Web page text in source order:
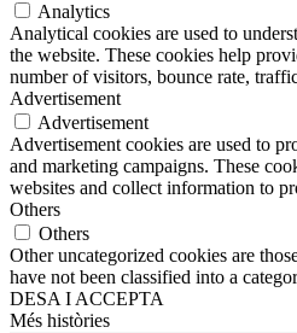
Analytics
Analytical cookies are used to
the website. These cookies help
number of visitors, bounce rate,
Advertisement
Advertisement
Advertisement cookies are used to
and marketing campaigns. These
websites and collect information to
Others
Others
Other uncategorized cookies are
have not been classified into a
DESA I ACCEPTA
Més històries